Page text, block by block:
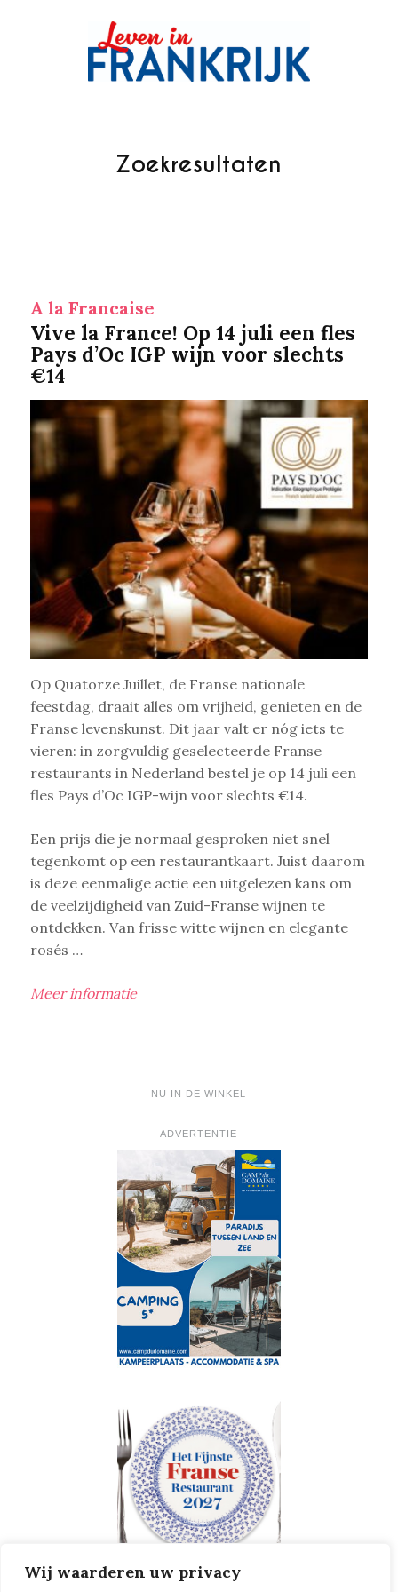
Wij waarderen uw privacy
Zoekresultaten
A la Francaise
Vive la France! Op 14 juli een fles
Pays d’Oc IGP wijn voor slechts
€14
Op Quatorze Juillet, de Franse nationale
feestdag, draait alles om vrijheid, genieten en de
Franse levenskunst. Dit jaar valt er nóg iets te
vieren: in zorgvuldig geselecteerde Franse
restaurants in Nederland bestel je op 14 juli een
fles Pays d’Oc IGP-wijn voor slechts €14.
Een prijs die je normaal gesproken niet snel
tegenkomt op een restaurantkaart. Juist daarom
is deze eenmalige actie een uitgelezen kans om
de veelzijdigheid van Zuid-Franse wijnen te
ontdekken. Van frisse witte wijnen en elegante
rosés …
Meer informatie
NU IN DE WINKEL
ADVERTENTIE